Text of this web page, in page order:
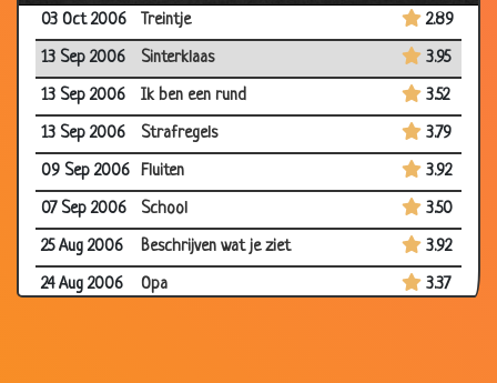
03 Oct 2006
Treintje
2.89
13 Sep 2006
Sinterklaas
3.95
13 Sep 2006
Ik ben een rund
3.52
13 Sep 2006
Strafregels
3.79
09 Sep 2006
Fluiten
3.92
07 Sep 2006
School
3.50
25 Aug 2006
Beschrijven wat je ziet
3.92
24 Aug 2006
Opa
3.37